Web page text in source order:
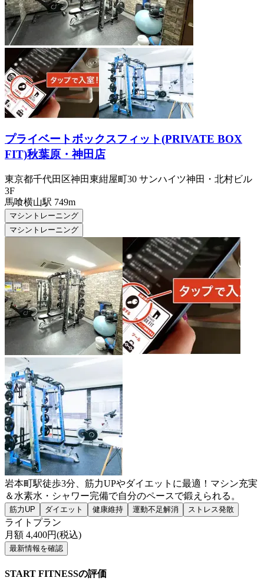
プライベートボックスフィット(PRIVATE BOX
FIT)秋葉原・神田店
東京都千代田区神田東紺屋町30 サンハイツ神田・北村ビル
3F
馬喰横山駅 749m
マシントレーニング
マシントレーニング
岩本町駅徒歩3分、筋力UPやダイエットに最適！マシン充実
＆水素水・シャワー完備で自分のペースで鍛えられる。
筋力UP ダイエット 健康維持 運動不足解消 ストレス発散
ライトプラン
月額 4,400円(税込)
最新情報を確認
START FITNESSの評価